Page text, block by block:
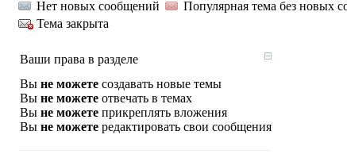
Нет новых сообщений
Популярная тема без новых
Тема закрыта
Ваши права в разделе
Вы не можете создавать новые темы
Вы не можете отвечать в темах
Вы не можете прикреплять вложения
Вы не можете редактировать свои сообщения